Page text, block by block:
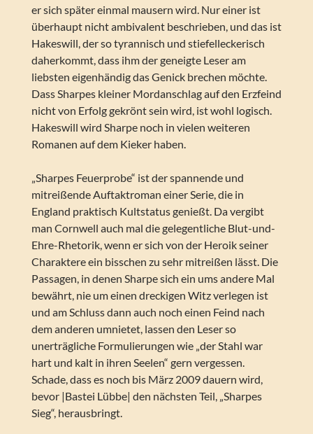
er sich später einmal mausern wird. Nur einer ist
überhaupt nicht ambivalent beschrieben, und das ist
Hakeswill, der so tyrannisch und stiefelleckerisch
daherkommt, dass ihm der geneigte Leser am
liebsten eigenhändig das Genick brechen möchte.
Dass Sharpes kleiner Mordanschlag auf den Erzfeind
nicht von Erfolg gekrönt sein wird, ist wohl logisch.
Hakeswill wird Sharpe noch in vielen weiteren
Romanen auf dem Kieker haben.
„Sharpes Feuerprobe“ ist der spannende und
mitreißende Auftaktroman einer Serie, die in
England praktisch Kultstatus genießt. Da vergibt
man Cornwell auch mal die gelegentliche Blut-und-
Ehre-Rhetorik, wenn er sich von der Heroik seiner
Charaktere ein bisschen zu sehr mitreißen lässt. Die
Passagen, in denen Sharpe sich ein ums andere Mal
bewährt, nie um einen dreckigen Witz verlegen ist
und am Schluss dann auch noch einen Feind nach
dem anderen umnietet, lassen den Leser so
unerträgliche Formulierungen wie „der Stahl war
hart und kalt in ihren Seelen“ gern vergessen.
Schade, dass es noch bis März 2009 dauern wird,
bevor |Bastei Lübbe| den nächsten Teil, „Sharpes
Sieg“, herausbringt.